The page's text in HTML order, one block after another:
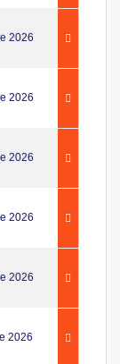
2026
2026
2026
2026
2026
2026